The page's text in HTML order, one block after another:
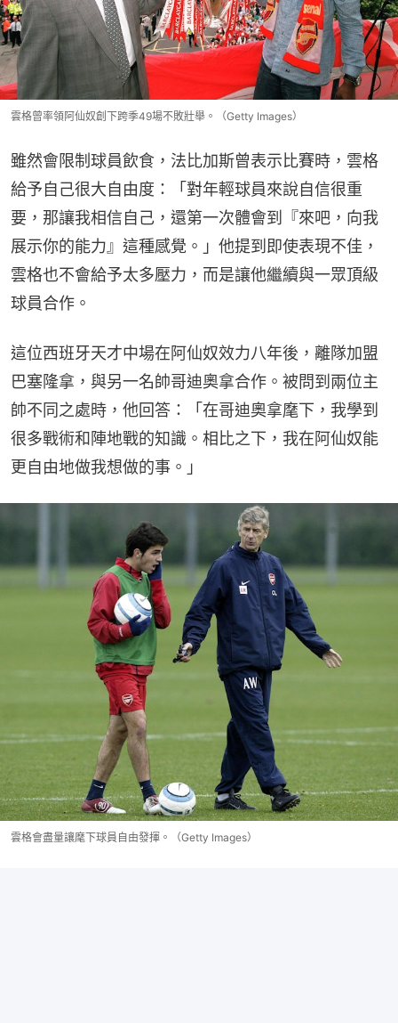
雲格曾率領阿仙奴創下跨季49場不敗壯舉。（Getty Images）
雖然會限制球員飲食，法比加斯曾表示比賽時，雲格
給予自己很大自由度：「對年輕球員來說自信很重
要，那讓我相信自己，還第一次體會到『來吧，向我
展示你的能力』這種感覺。」他提到即使表現不佳，
雲格也不會給予太多壓力，而是讓他繼續與一眾頂級
球員合作。
這位西班牙天才中場在阿仙奴效力八年後，離隊加盟
巴塞隆拿，與另一名帥哥迪奧拿合作。被問到兩位主
帥不同之處時，他回答：「在哥迪奧拿麾下，我學到
很多戰術和陣地戰的知識。相比之下，我在阿仙奴能
更自由地做我想做的事。」
雲格會盡量讓麾下球員自由發揮。（Getty Images）